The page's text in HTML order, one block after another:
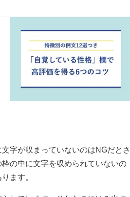
字が収まっていないのはNGだとさ
の中に文字を収められていないの
ます。